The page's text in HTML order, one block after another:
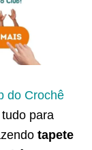
do Crochê
tudo para
tapete